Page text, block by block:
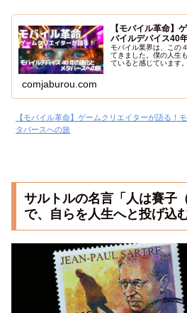
【モバイル革命】
バイルデバイス40
モバイル業界は、この
てきました。僕の人生
ていると感じています
振り返りと、メタバー
れからは、変化の激し
comjaburou.com
【モバイル革命】ゲームクリエイターが語る！
タバースへの旅
サルトルの名言「人は賽子
で、自らを人生へと投げ込む